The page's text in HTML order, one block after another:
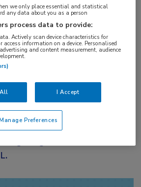
studie resulteerde de
aan
met of zonder allo-
monotherapie tot 3 jaar, in
overleving bij volwassen
we only place essential and statistical
any data about you as a person
process data to provide:
Actively scan device characteristics for
access information on a device. Personalised
and content measurement, audience
I Accept
Preferences